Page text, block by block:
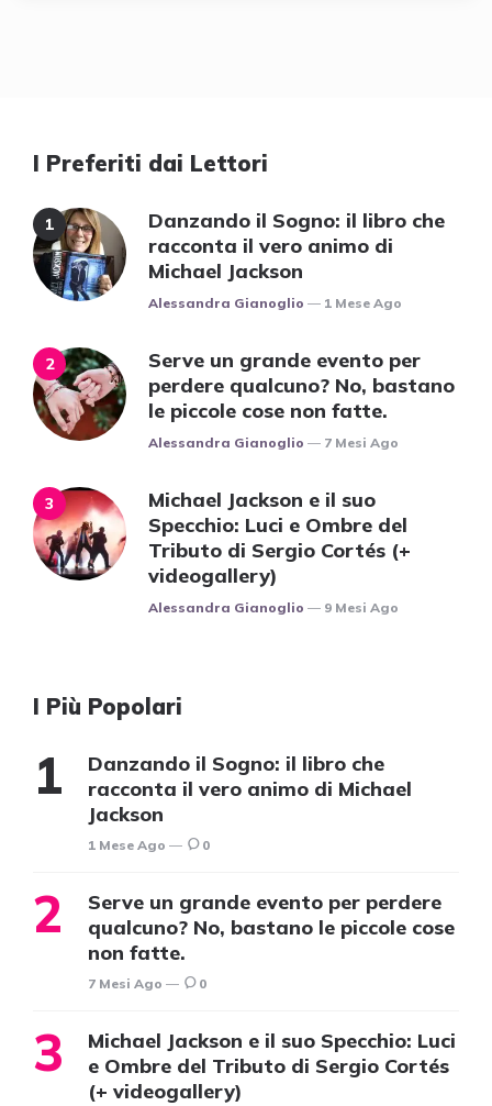
I Preferiti dai Lettori
Danzando il Sogno: il libro che
racconta il vero animo di
Michael Jackson
Posted
Alessandra Gianoglio 1 Mese Ago
Serve un grande evento per
perdere qualcuno? No, bastano
le piccole cose non fatte.
Posted
Alessandra Gianoglio 7 Mesi Ago
Michael Jackson e il suo
Specchio: Luci e Ombre del
Tributo di Sergio Cortés (+
videogallery)
Posted
Alessandra Gianoglio 9 Mesi Ago
I Più Popolari
Danzando il Sogno: il libro che
racconta il vero animo di Michael
Jackson
1 Mese Ago 0
Serve un grande evento per perdere
qualcuno? No, bastano le piccole cose
non fatte.
7 Mesi Ago 0
Michael Jackson e il suo Specchio: Luci
e Ombre del Tributo di Sergio Cortés
(+ videogallery)